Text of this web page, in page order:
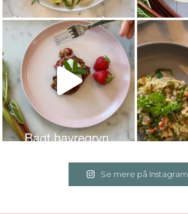
Se mere på Instagram